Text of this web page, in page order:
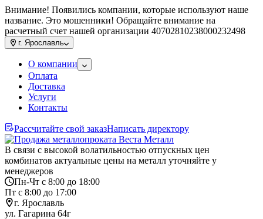
Внимание! Появились компании, которые используют наше
название. Это мошенники! Обращайте внимание на
расчетный счет нашей организации 40702810238000232498
г. Ярославль
О компании
Оплата
Доставка
Услуги
Контакты
Рассчитайте свой заказНаписать директору
В связи с высокой волатильностью отпускных цен
комбинатов актуальные цены на металл уточняйте у
менеджеров
Пн-Чт с 8:00 до 18:00
Пт с 8:00 до 17:00
г. Ярославль
ул. Гагарина 64г